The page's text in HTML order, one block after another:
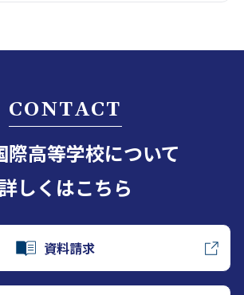
CONTACT
際高等学校について
しくはこちら
資料請求